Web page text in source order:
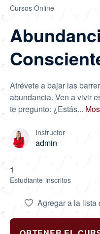
Cursos Online
Atrévete a bajar las
abundancia. Ven a vivir
te pregunto: ¿Estás...
Instructor
admin
1
Estudiante inscritos
Agregar a la lista